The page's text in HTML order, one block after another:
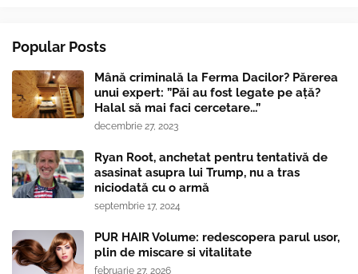
Popular Posts
Mână criminală la Ferma Dacilor? Părerea
unui expert: ”Păi au fost legate pe ață?
Halal să mai faci cercetare...”
decembrie 27, 2023
Ryan Root, anchetat pentru tentativă de
asasinat asupra lui Trump, nu a tras
niciodată cu o armă
septembrie 17, 2024
PUR HAIR Volume: redescopera parul usor,
plin de miscare si vitalitate
februarie 27, 2026